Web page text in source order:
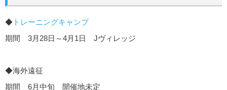
◆ トレーニングキャンプ
期間 3月28日～4月1日 Jヴィレッジ
◆海外遠征
期間 6月中旬 開催地未定